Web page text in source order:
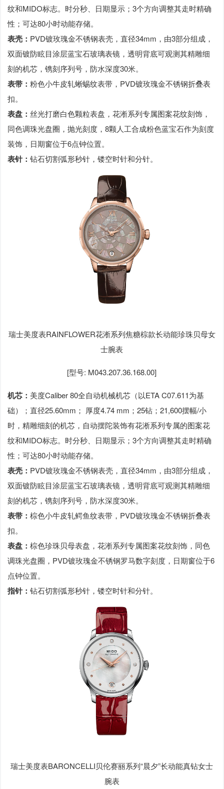
纹和MIDO标志。时分秒、日期显示；3个方向调整其走时精确
性；可达80小时动能存储。
表壳： PVD镀玫瑰金不锈钢表壳，直径34mm，由3部分组成，
双面镀防眩目涂层蓝宝石玻璃表镜，透明背底可观测其精雕细
刻的机芯，镌刻序列号，防水深度30米。
表带：粉色小牛皮轧蜥蜴纹表带，PVD镀玫瑰金不锈钢折叠表
扣。
表盘：丝光打磨白色颗粒表盘，花淅系列专属图案花纹刻饰，
同色调珠光盘圈，抛光刻度，8颗人工合成粉色蓝宝石作为刻度
装饰，日期窗位于6点钟位置。
表针：钻石切割弧形秒针，镂空时针和分针。
瑞士美度表RAINFLOWER花淅系列焦糖棕款长动能珍珠贝母女
士腕表
[型号: M043.207.36.168.00]
机芯： 美度Caliber 80全自动机械机芯（以ETA C07.611为基
础）；直径25.60mm； 厚度4.74 mm；25钻；21,600摆幅/小
时，精雕细刻的机芯，自动摆陀装饰有花淅系列专属的图案花
纹和MIDO标志。时分秒、日期显示；3个方向调整其走时精确
性；可达80小时动能存储。
表壳： PVD镀玫瑰金不锈钢表壳，直径34mm，由3部分组成，
双面镀防眩目涂层蓝宝石玻璃表镜，透明背底可观测其精雕细
刻的机芯，镌刻序列号，防水深度30米。
表带：棕色小牛皮轧鳄鱼纹表带，PVD镀玫瑰金不锈钢折叠表
扣。
表盘：棕色珍珠贝母表盘，花淅系列专属图案花纹刻饰，同色
调珠光盘圈，PVD镀玫瑰金不锈钢罗马数字刻度，日期窗位于6
点钟位置。
指针：钻石切割弧形秒针，镂空时针和分针。
瑞士美度表BARONCELLI贝伦赛丽系列“晨夕”长动能真钻女士
腕表